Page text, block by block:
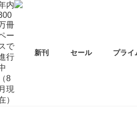
内
冊
ー
で
行
（8
月現
）
新刊 セール プライ